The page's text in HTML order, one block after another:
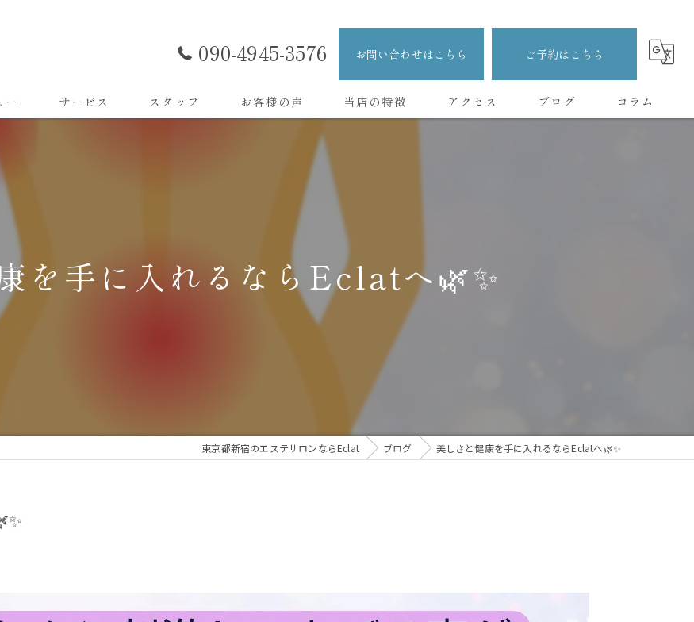
090-4945-3576 お問い合わせはこちら ご予約はこちら
ー サービス スタッフ お客様の声 当店の特徴
ダイエット
ヘッド
アクセス ブログ コラム
を手に入れるならEclatへ🌿✨
東京都新宿のエステサロンならEclat ブログ 美しさと健康を手に入れるならEclatへ🌿✨